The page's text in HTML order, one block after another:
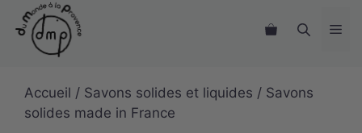
Aller
contenu
Accueil / Savons solides et liquides / Savons
solides made in France